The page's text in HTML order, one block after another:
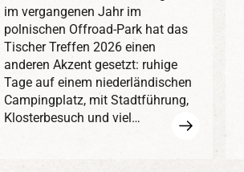
im vergangenen Jahr im
polnischen Offroad-Park hat das
Tischer Treffen 2026 einen
anderen Akzent gesetzt: ruhige
Tage auf einem niederländischen
Campingplatz, mit Stadtführung,
Klosterbesuch und viel…
Mehr
erfahren